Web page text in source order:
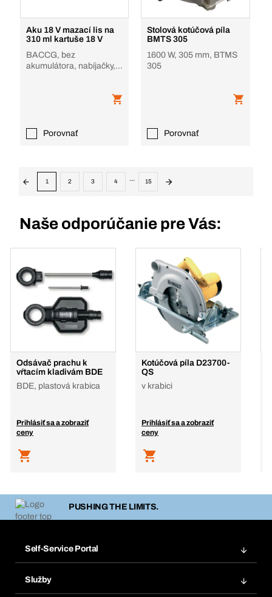
Aku 18 V mazací lis na
310 ml kartuše 18 V
BACCG, bez
akumulátora, nabíjačky, v
Porovnať
Stolová kotúčová píla
BMTS 305
1600 W, 305 mm, BTMS
305
Porovnať
1 2 3 4 ... 15
Naše odporúčanie pre Vás:
Odsávač prachu k
vŕtacím kladivám BDE
BDE, plastová krabica
Prihlásiť sa a zobraziť
ceny
Kotúčová píla D23700-
QS
v krabici
Prihlásiť sa a zobraziť
ceny
PUSHING THE LIMITS.
Self-Service Portal
Služby